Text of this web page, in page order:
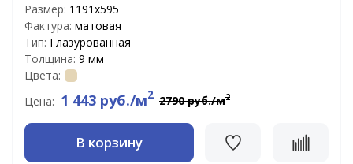
Размер: 1191x595
Фактура: матовая
Тип: Глазурованная
Толщина: 9 мм
Цвета:
Цена: 1 443 руб./м2 2790 руб./м2
В корзину